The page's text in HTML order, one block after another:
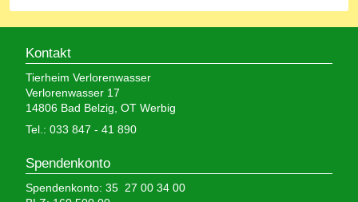
Kontakt
Tierheim Verlorenwasser
Verlorenwasser 17
14806 Bad Belzig, OT Werbig
Tel.: 033 847 - 41 890
Spendenkonto
Spendenkonto: 35 27 00 34 00